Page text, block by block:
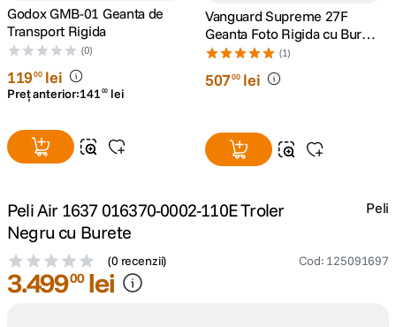
9 . dji osmo
10 . insta 360
Godox GMB-01 Geanta de
Transport Rigida
(0)
11900 lei
Preț anterior:141 00 lei
Vanguard Supreme 27F
Geanta Foto Rigida cu Burete
Interior
(1)
50700 lei
Peli Air 1637 016370-0002-110E Troler
Negru cu Burete
(0 recenzii) Cod: 125091697
Peli
3.49900 lei